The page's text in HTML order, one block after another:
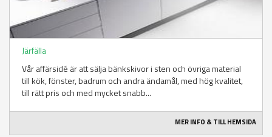
Järfälla
Vår affärsidé är att sälja bänkskivor i sten och övriga material
till kök, fönster, badrum och andra ändamål, med hög kvalitet,
till rätt pris och med mycket snabb...
MER INFO & TILL HEMSIDA